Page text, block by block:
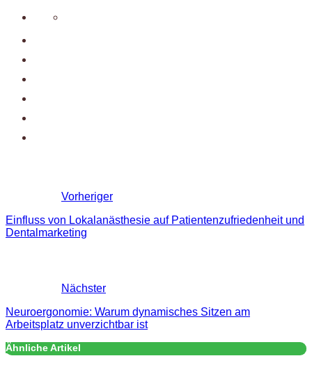
Vorheriger
Einfluss von Lokalanästhesie auf Patientenzufriedenheit und
Dentalmarketing
Nächster
Neuroergonomie: Warum dynamisches Sitzen am
Arbeitsplatz unverzichtbar ist
Ähnliche Artikel